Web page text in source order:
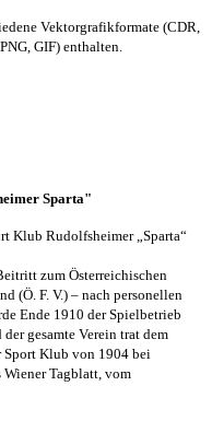
Vektorgrafikformate (CDR,
GIF) enthalten.
Sparta"
Klub Rudolfsheimer „Sparta“
zum Österreichischen
(Ö. F. V.) – nach personellen
Ende 1910 der Spielbetrieb
gesamte Verein trat dem
Sport Klub von 1904 bei
Wiener Tagblatt, vom